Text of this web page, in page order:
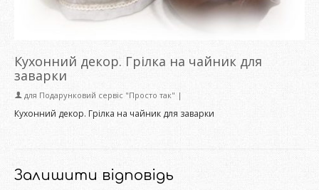
Кухонний декор. Грілка на чайник для
заварки
для Подарунковий сервіс "Просто так" |
Кухонний декор. Грілка на чайник для заварки
Залишити відповідь